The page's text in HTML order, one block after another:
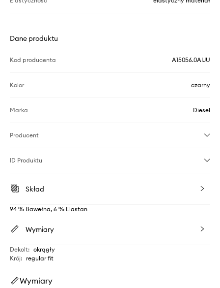
Dane produktu
Kod producenta A15056.0AIJU
Kolor czarny
Marka Diesel
Producent
ID Produktu
Skład
94 % Bawełna, 6 % Elastan
Wymiary
Dekolt: okrągły
Krój: regular fit
Wymiary